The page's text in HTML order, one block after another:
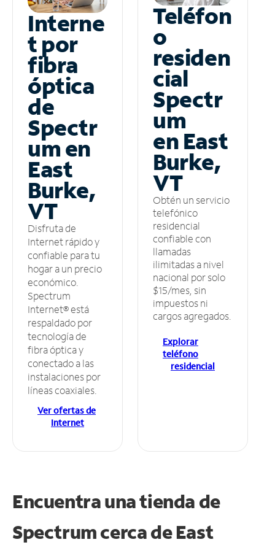
Interne
t por
fibra
óptica
de
Spectr
um en
East
Burke,
VT
Disfruta de
Internet rápido y
confiable para tu
hogar a un precio
económico.
Spectrum
Internet® está
respaldado por
tecnología de
fibra óptica y
conectado a las
instalaciones por
líneas coaxiales.
Ver ofertas de
Internet
Teléfon
o
residen
cial
Spectr
um
en East
Burke,
VT
Obtén un servicio
telefónico
residencial
confiable con
llamadas
ilimitadas a nivel
nacional por solo
$15/mes, sin
impuestos ni
cargos agregados.
Explorar
teléfono
residencial
Encuentra una tienda de
Spectrumcerca de East